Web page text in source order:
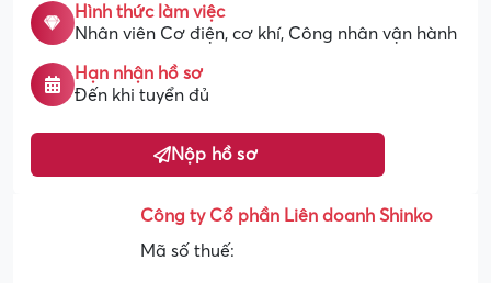
Hình thức làm việc
Nhân viên Cơ điện, cơ khí, Công nhân vận hành
Hạn nhận hồ sơ
Đến khi tuyển đủ
Nộp hồ sơ
Công ty Cổ phần Liên doanh Shinko
Mã số thuế: